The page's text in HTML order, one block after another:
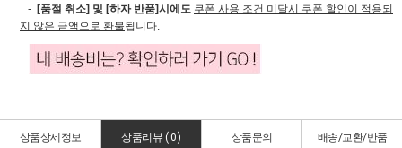
- [품절 취소] 및 [하자 반품]시에도 쿠폰 사용 조건 미달시 쿠폰 할인이 적용되
지 않은 금액으로 환불됩니다.
상품상세정보 상품리뷰 ( 0) 상품문의 배송/교환/반품